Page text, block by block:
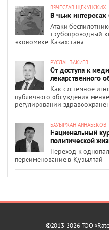
ВЯЧЕСЛАВ ЩЕКУНСКИХ
В чьих
Атаки
трубопроводный
экономике Казахстана
РУСЛАН ЗАКИЕВ
От доступа к
лекарственного
Как системное
публичного обсуждения
регулировании
БАУЫРЖАН АЙНАБЕКОВ
Национальный
политической
Переход к
переименование в Құрылтай
©2013-2026 ТОО